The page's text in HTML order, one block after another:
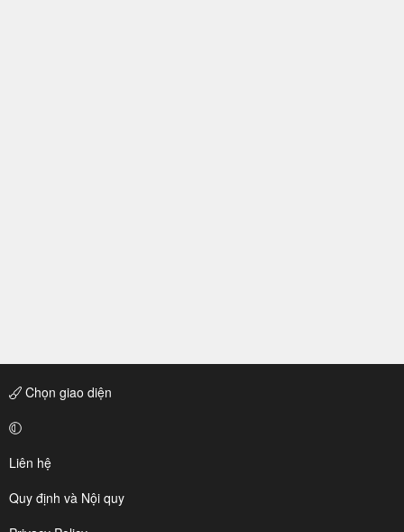
Chọn giao diện
Liên hệ
Quy định và Nội quy